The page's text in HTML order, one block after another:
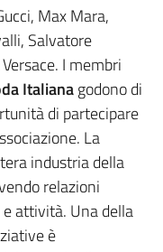
Max Mara,
Salvatore
I membri
Italianagodono di
di partecipare
La
industria della
relazioni
attività. Una della
è